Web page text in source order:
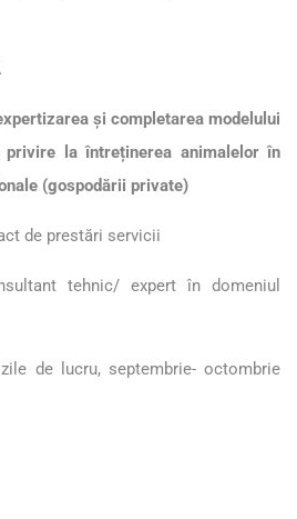
și completarea modelului
privire la întreținerea animalelor în
(gospodării private)
de prestări servicii
tehnic/ expert în domeniul
de lucru, septembrie- octombrie